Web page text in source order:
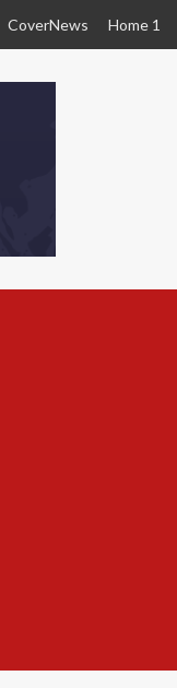
CoverNews Home 1